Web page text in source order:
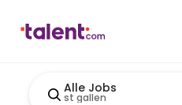
Alle Jobs
st gallen